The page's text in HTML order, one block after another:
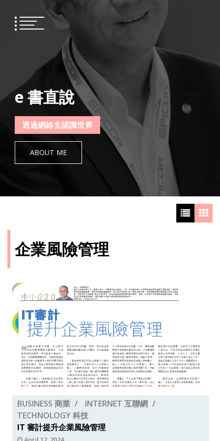
content
e 書直說
透過網絡去認識世界
ABOUT ME
企業風險管理
BUSINESS 商業
INTERNET 互聯網
TECHNOLOGY 科技
IT 審計提升企業風險管理